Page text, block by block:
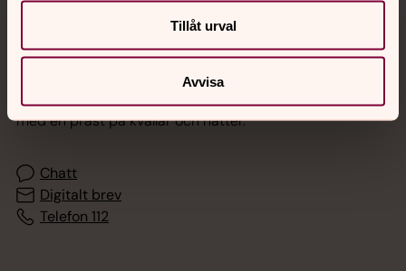
Tillåt urval
Avvisa
Jourhavande präst
Akut samtals- och krisstöd. Prata eller chatta anonymt
med en präst på kvällar och nätter.
Chatt
Digitalt brev
Telefon 112